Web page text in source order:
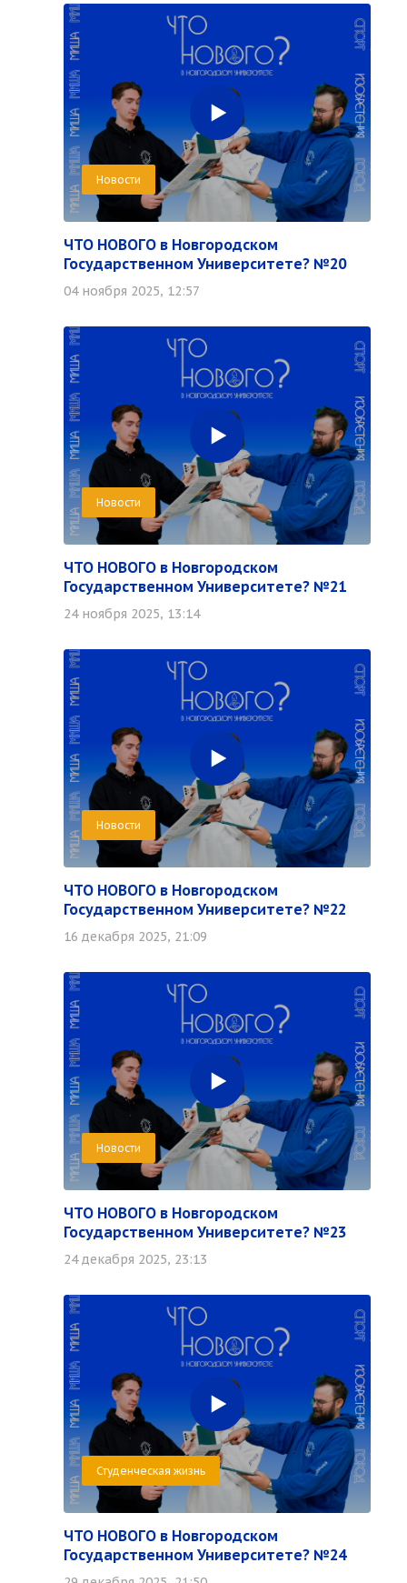
Новости
ЧТО НОВОГО в Новгородском
Государственном Университете? №20
04 ноября 2025, 12:57
Новости
ЧТО НОВОГО в Новгородском
Государственном Университете? №21
24 ноября 2025, 13:14
Новости
ЧТО НОВОГО в Новгородском
Государственном Университете? №22
16 декабря 2025, 21:09
Новости
ЧТО НОВОГО в Новгородском
Государственном Университете? №23
24 декабря 2025, 23:13
Студенческая жизнь
ЧТО НОВОГО в Новгородском
Государственном Университете? №24